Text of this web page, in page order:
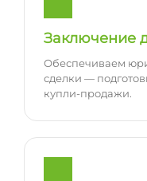
Заключение
Обеспечиваем
сделки —
купли-продажи.